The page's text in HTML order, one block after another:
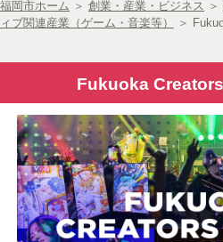
福岡市ホーム ＞ 創業・産業・ビジネス ＞
ィブ関連産業（ゲーム・音楽等）
＞
Fukuoka